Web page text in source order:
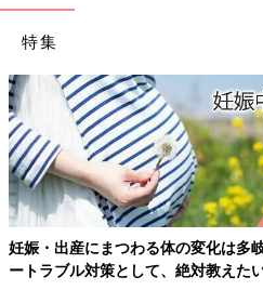
う。引き続き4〜5分間隔の陣痛。
眠気が来るので目をつぶって休む
・7:00
医師の診察。ラミナリア抜く。入
センチ!伸展？みたいなのも良い、
れる。「9時から麻酔ができる」と
・9:00すぎまで
3〜4分間隔の陣痛。若干さっきよ
ベルでは無い。深呼吸。
特集
妊娠・出産にまつわる体の変化は多
ートラブル対策として、絶対教えた